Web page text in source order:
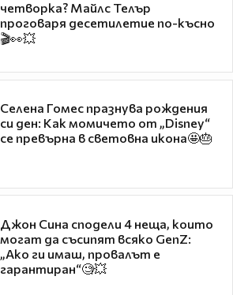
четворка? Майлс Телър
проговаря десетилетие по-късно
🎬👀💥
Селена Гомес празнува рождения
си ден: Как момичето от „Disney“
се превърна в световна икона🤩🎂
Джон Сина сподели 4 неща, които
могат да съсипят всяко GenZ:
„Ако ги имаш, провалът е
гарантиран“🧐💥